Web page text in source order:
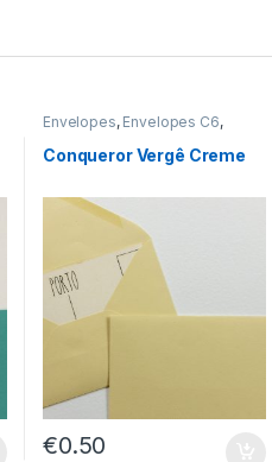
Envelopes, Envelopes C6,
Envelopes sem Impressão
Conqueror Vergê Creme
€0.50